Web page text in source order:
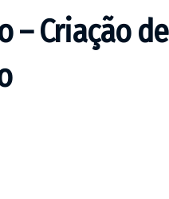
– Criação de